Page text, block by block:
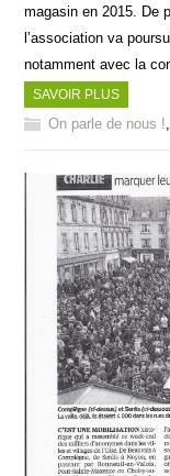
magasin en 2015. De
l’association va
notamment avec la
SAVOIR PLUS
On parle de nous !